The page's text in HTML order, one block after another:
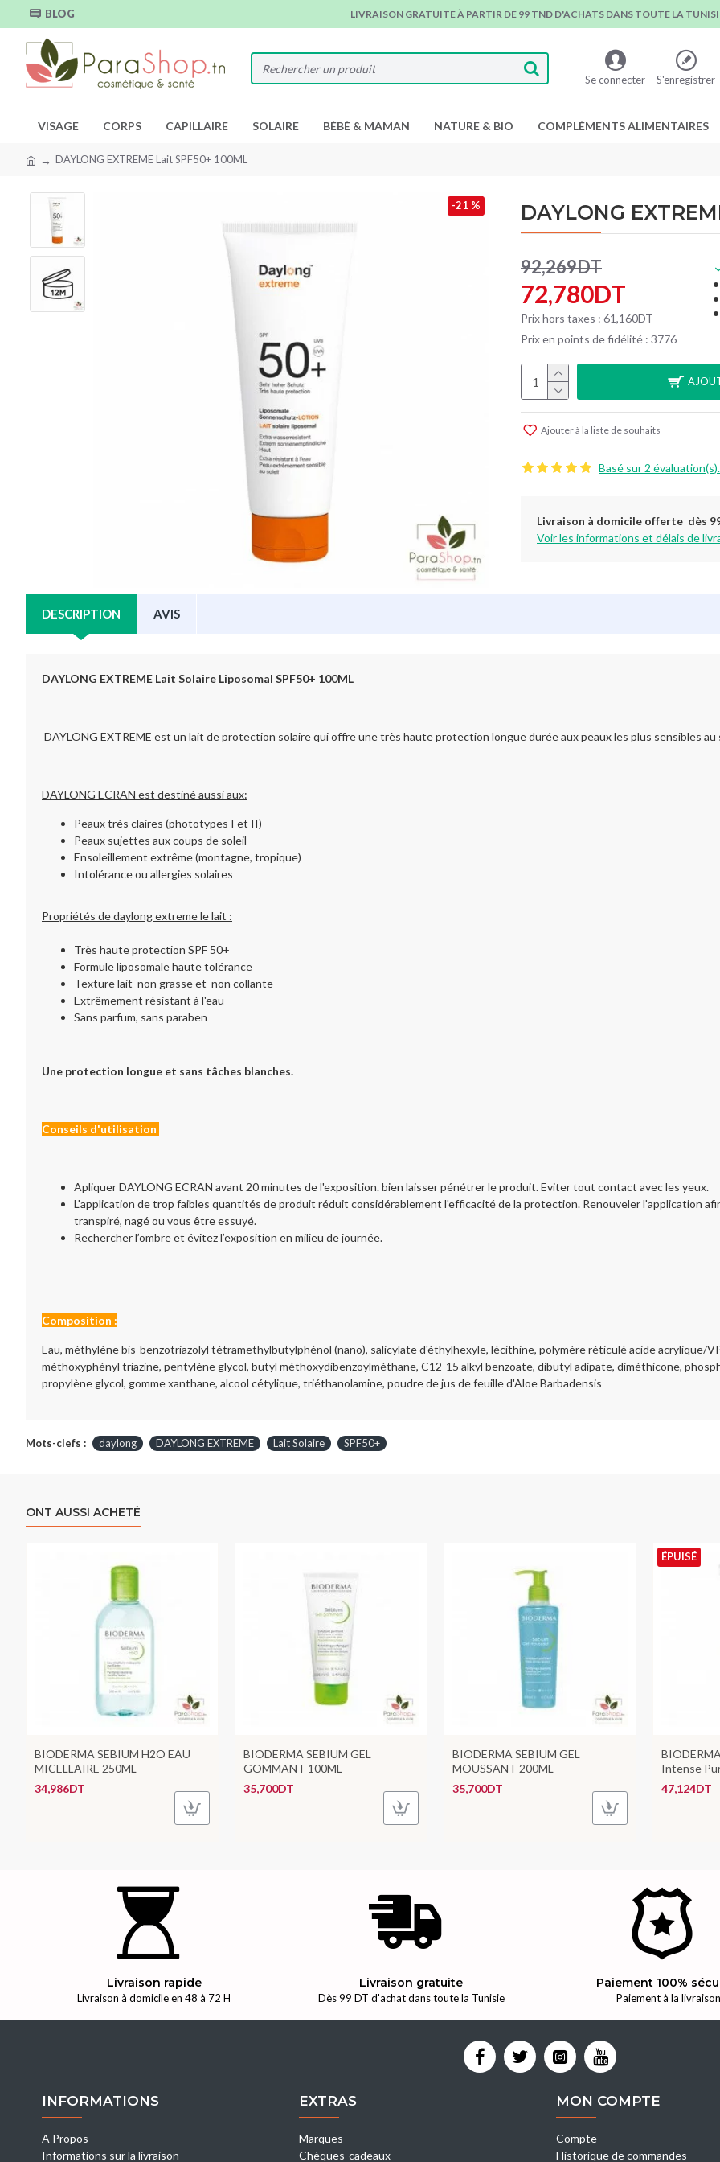
BLOG LIVRAISON GRATUITE À PARTIR DE 99 TND D'ACHATS DANS TOUTE LA
Se connecter S'enregistrer
VISAGE CORPS CAPILLAIRE SOLAIRE BÉBÉ & MAMAN NATURE & BIO COMPLÉMENTS ALIMENTAIRES
DAYLONG EXTREME Lait SPF50+ 100ML
-21 % DAYLONG
Basé sur 2 évaluation(s).
72,780DT
92,269DT
Prix hors taxes : 61,160DT
Prix en points de fidélité : 3776
Ajouter à la liste de souhaits
Livraison à domicile offerte dès
Voir les informations et délais de
DESCRIPTION AVIS
DAYLONG EXTREME Lait Solaire Liposomal SPF50+ 100ML
DAYLONG EXTREME est un lait de protection solaire qui offre une très haute protection longue durée aux peaux les plus sensibles au
DAYLONG ECRAN est destiné aussi aux:
Peaux très claires (phototypes I et II)
Peaux sujettes aux coups de soleil
Ensoleillement extrême (montagne, tropique)
Intolérance ou allergies solaires
Propriétés de daylong extreme le lait :
Très haute protection SPF 50+
Formule liposomale haute tolérance
Texture lait non grasse et non collante
Extrêmement résistant à l'eau
Sans parfum, sans paraben
Une protection longue et sans tâches blanches.
Conseils d'utilisation
Apliquer DAYLONG ECRAN avant 20 minutes de l'exposition. bien laisser pénétrer le produit. Eviter tout contact avec les yeux.
L'application de trop faibles quantités de produit réduit considérablement l'efficacité de la protection. Renouveler l'application
transpiré, nagé ou vous être essuyé.
Rechercher l’ombre et évitez l’exposition en milieu de journée.
Composition :
Eau, méthylène bis-benzotriazolyl tétramethylbutylphénol (nano), salicylate d'éthylhexyle, lécithine, polymère réticulé acide acrylique/
méthoxyphényl triazine, pentylène glycol, butyl méthoxydibenzoylméthane, C12-15 alkyl benzoate, dibutyl adipate, diméthicone,
propylène glycol, gomme xanthane, alcool cétylique, triéthanolamine, poudre de jus de feuille d'Aloe Barbadensis
Mots-clefs : daylong DAYLONG EXTREME Lait Solaire SPF50+
ONT AUSSI ACHETÉ
BIODERMA SEBIUM H2O EAU
MICELLAIRE 250ML
34,986DT
BIODERMA SEBIUM GEL
GOMMANT 100ML
35,700DT
BIODERMA SEBIUM GEL
MOUSSANT 200ML
35,700DT
ÉPUISÉ
Intense
47,124DT
Livraison rapide
Livraison à domicile en 48 à 72 H
Livraison gratuite
Dès 99 DT d'achat dans toute la Tunisie
Paiement 100%
Paiement à la livraison
INFORMATIONS
A Propos
Informations sur la livraison
EXTRAS
Marques
Chèques-cadeaux
MON COMPTE
Compte
Historique de commandes